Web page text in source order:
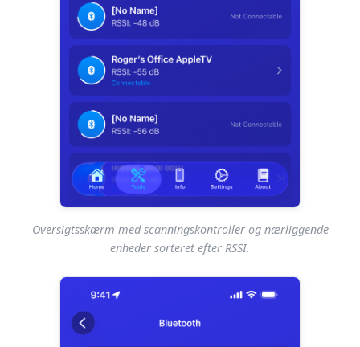
Oversigtsskærm med scanningskontroller og nærliggende
enheder sorteret efter RSSI.